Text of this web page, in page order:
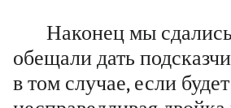
Наконец мы
обещали дать
в том случае, если